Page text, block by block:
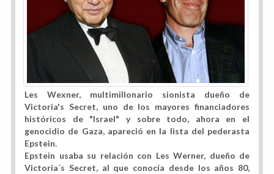
Les Wexner, multimillonario sionista dueño de
Victoria's Secret, uno de los mayores financiadores
históricos de "Israel" y sobre todo, ahora en el
genocidio de Gaza, apareció en la lista del pederasta
Epstein.
Epstein usaba su relación con Les Werner, dueño de
Victoria´s Secret, al que conocía desde los años 80,